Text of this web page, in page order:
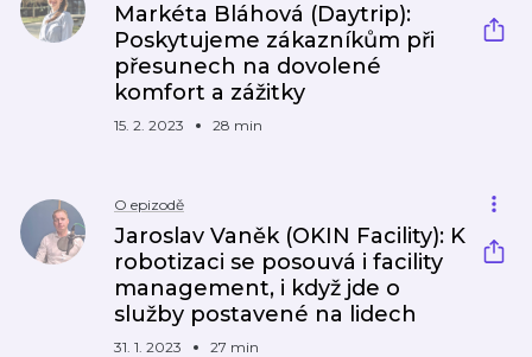
Markéta Bláhová (Daytrip):
Poskytujeme zákazníkům při
přesunech na dovolené
komfort a zážitky
15. 2. 2023 28 min
O epizodě
Jaroslav Vaněk (OKIN Facility): K
robotizaci se posouvá i facility
management, i když jde o
služby postavené na lidech
31. 1. 2023 27 min